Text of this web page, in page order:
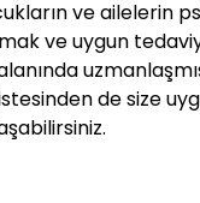
ve ailelerin
ve uygun
de size